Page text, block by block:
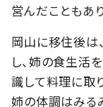
営んだこともあ
岡山に移住後は
し、姉の食生活
識して料理に取
姉の体調はみる